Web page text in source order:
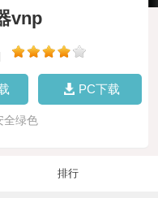
vnp
PC下载
全绿色
排行